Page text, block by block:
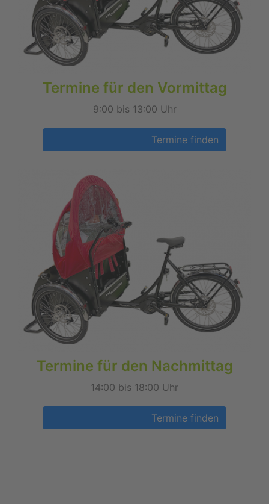
Termine für den Vormittag
9:00 bis 13:00 Uhr
Termine finden
Termine für den Nachmittag
14:00 bis 18:00 Uhr
Termine finden